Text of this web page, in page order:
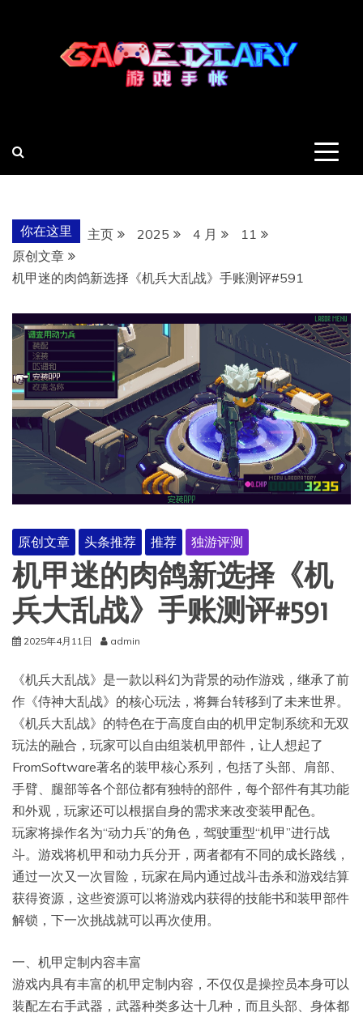
你在这里 主页 2025 4 月
11
原创文章
机甲迷的肉鸽新选择《机兵大乱战》手账测评#591
原创文章 头条推荐 推荐 独游评测
机甲迷的肉鸽新选择《机
兵大乱战》手账测评#591
2025年4月11日 admin
《机兵大乱战》是一款以科幻为背景的动作游戏，继承了前
作《侍神大乱战》的核心玩法，将舞台转移到了未来世界。
《机兵大乱战》的特色在于高度自由的机甲定制系统和无双
玩法的融合，玩家可以自由组装机甲部件，让人想起了
FromSoftware著名的装甲核心系列，包括了头部、肩部、
手臂、腿部等各个部位都有独特的部件，每个部件有其功能
和外观，玩家还可以根据自身的需求来改变装甲配色。
玩家将操作名为“动力兵”的角色，驾驶重型“机甲”进行战
斗。游戏将机甲和动力兵分开，两者都有不同的成长路线，
通过一次又一次冒险，玩家在局内通过战斗击杀和游戏结算
获得资源，这些资源可以将游戏内获得的技能书和装甲部件
解锁，下一次挑战就可以再次使用。
一、机甲定制内容丰富
游戏内具有丰富的机甲定制内容，不仅仅是操控员本身可以
装配左右手武器，武器种类多达十几种，而且头部、身体都